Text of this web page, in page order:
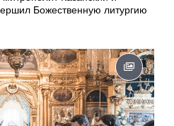
Божественную литургию